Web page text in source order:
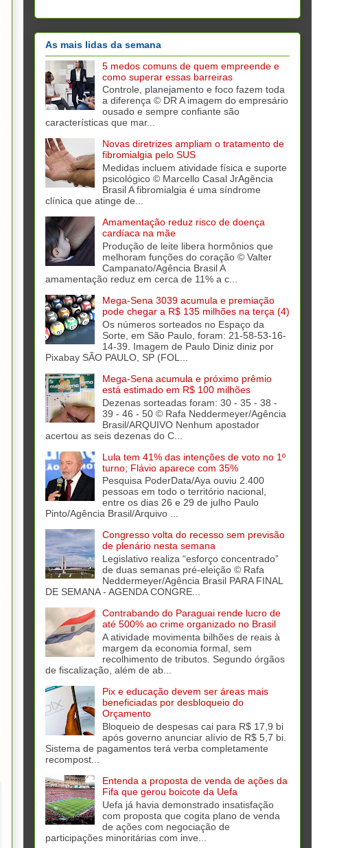
As mais lidas da semana
5 medos comuns de quem empreende e
como superar essas barreiras
Controle, planejamento e foco fazem toda
a diferença © DR A imagem do empresário
ousado e sempre confiante são
características que mar...
Novas diretrizes ampliam o tratamento de
fibromialgia pelo SUS
Medidas incluem atividade física e suporte
psicológico © Marcello Casal JrAgência
Brasil A fibromialgia é uma síndrome
clínica que atinge de...
Amamentação reduz risco de doença
cardíaca na mãe
Produção de leite libera hormônios que
melhoram funções do coração © Valter
Campanato/Agência Brasil A
amamentação reduz em cerca de 11% a c...
Mega-Sena 3039 acumula e premiação
pode chegar a R$ 135 milhões na terça (4)
Os números sorteados no Espaço da
Sorte, em São Paulo, foram: 21-58-53-16-
14-39. Imagem de Paulo Diniz diniz por
Pixabay SÃO PAULO, SP (FOL...
Mega-Sena acumula e próximo prêmio
está estimado em R$ 100 milhões
Dezenas sorteadas foram: 30 - 35 - 38 -
39 - 46 - 50 © Rafa Neddermeyer/Agência
Brasil/ARQUIVO Nenhum apostador
acertou as seis dezenas do C...
Lula tem 41% das intenções de voto no 1º
turno; Flávio aparece com 35%
Pesquisa PoderData/Aya ouviu 2.400
pessoas em todo o território nacional,
entre os dias 26 e 29 de julho Paulo
Pinto/Agência Brasil/Arquivo ...
Congresso volta do recesso sem previsão
de plenário nesta semana
Legislativo realiza “esforço concentrado”
de duas semanas pré-eleição © Rafa
Neddermeyer/Agência Brasil PARA FINAL
DE SEMANA - AGENDA CONGRE...
Contrabando do Paraguai rende lucro de
até 500% ao crime organizado no Brasil
A atividade movimenta bilhões de reais à
margem da economia formal, sem
recolhimento de tributos. Segundo órgãos
de fiscalização, além de ab...
Pix e educação devem ser áreas mais
beneficiadas por desbloqueio do
Orçamento
Bloqueio de despesas cai para R$ 17,9 bi
após governo anunciar alívio de R$ 5,7 bi.
Sistema de pagamentos terá verba completamente
recompost...
Entenda a proposta de venda de ações da
Fifa que gerou boicote da Uefa
Uefa já havia demonstrado insatisfação
com proposta que cogita plano de venda
de ações com negociação de
participações minoritárias com inve...